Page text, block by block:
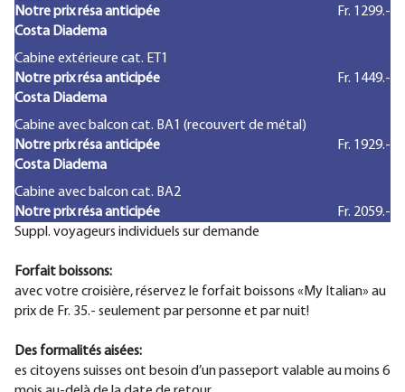
Notre prix résa anticipée
Fr. 1299.-
Costa Diadema
Cabine extérieure cat. ET1
Notre prix résa anticipée
Fr. 1449.-
Costa Diadema
Cabine avec balcon cat. BA1 (recouvert de métal)
Notre prix résa anticipée
Fr. 1929.-
Costa Diadema
Cabine avec balcon cat. BA2
Notre prix résa anticipée
Fr. 2059.-
Suppl. voyageurs individuels sur demande
Forfait boissons:
avec votre croisière, réservez le forfait boissons «My Italian» au
prix de Fr. 35.- seulement par personne et par nuit!
Des formalités aisées:
es citoyens suisses ont besoin d’un passeport valable au moins 6